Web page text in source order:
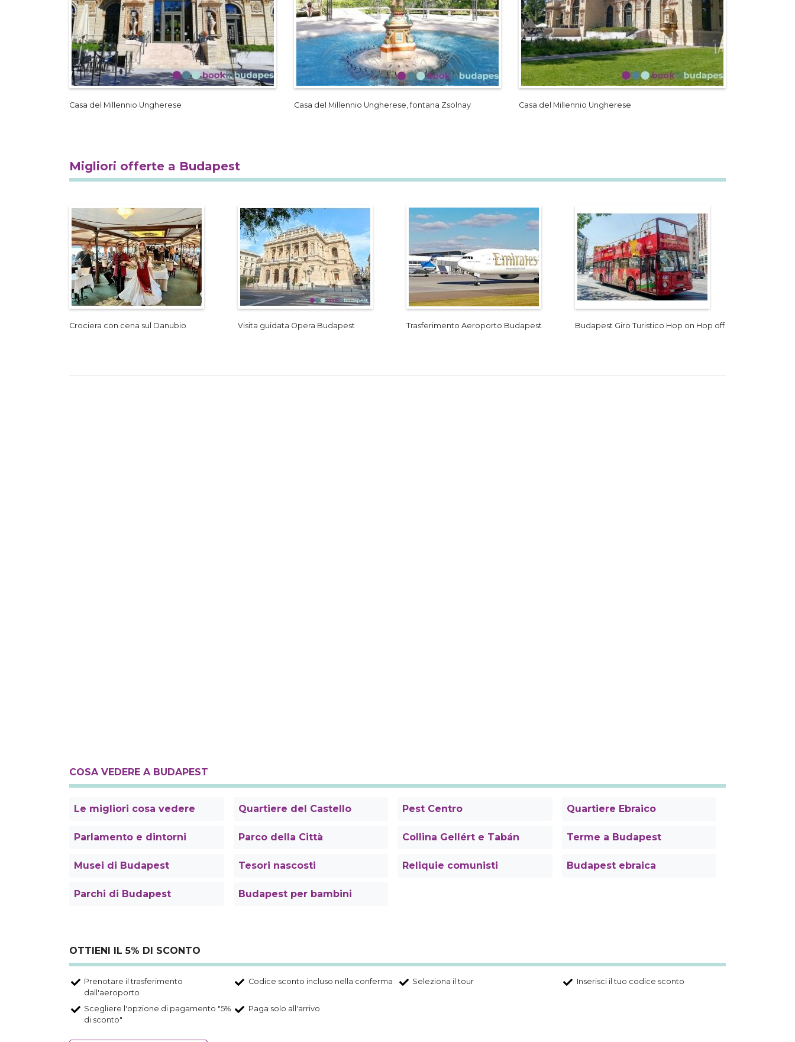
Casa del Millennio Ungherese Casa del Millennio Ungherese, fontana Zsolnay Casa del Millennio Ungherese
Migliori offerte a Budapest
Crociera con cena sul Danubio Visita guidata Opera Budapest Trasferimento Aeroporto Budapest Budapest Giro Turistico Hop on Hop off
COSA VEDERE A BUDAPEST
Le migliori cosa vedere Quartiere del Castello Pest Centro Quartiere Ebraico
Parlamento e dintorni Parco della Città Collina Gellért e Tabán Terme a Budapest
Musei di Budapest Tesori nascosti Reliquie comunisti Budapest ebraica
Parchi di Budapest Budapest per bambini
OTTIENI IL 5% DI SCONTO
Prenotare il trasferimento
dall'aeroporto
Codice sconto incluso nella conferma Seleziona il tour Inserisci il tuo codice sconto
Scegliere l'opzione di pagamento "5%
di sconto"
Paga solo all'arrivo